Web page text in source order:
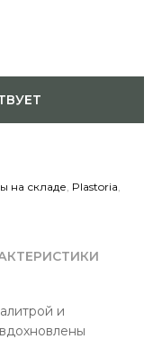
на складе Plastoria
и